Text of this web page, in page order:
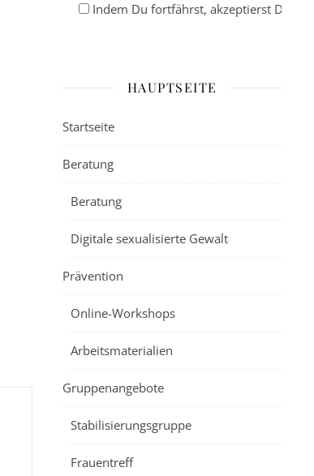
Indem Du fortfährst, akzeptierst Du
HAUPTSEITE
Startseite
Beratung
Beratung
Digitale sexualisierte Gewalt
Prävention
Online-Workshops
Arbeitsmaterialien
Gruppenangebote
Stabilisierungsgruppe
Frauentreff